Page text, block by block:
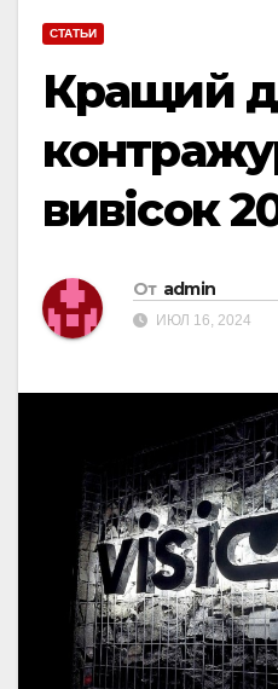
СТАТЬИ
Кращий
вивісок
От admin
ИЮЛ 16, 2024